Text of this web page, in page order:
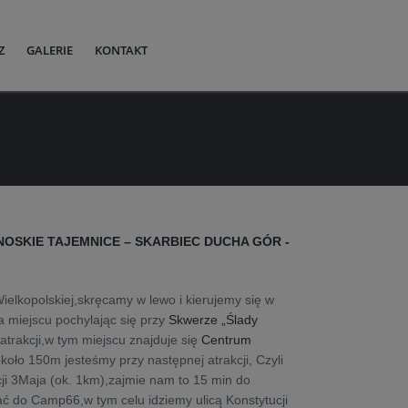
GALERIE KONTAKT
TAJEMNICE – SKARBIEC DUCHA GÓR -
w lewo i kierujemy się w
miejscu pochylając się przy Skwerze „Ślady
tym miejscu znajduje sięCentrum
150m jesteśmy przy następnej atrakcji, Czyli
3Maja (ok. 1km),zajmie nam to 15 min do
do Camp66,w tym celu idziemy ulicą Konstytucji